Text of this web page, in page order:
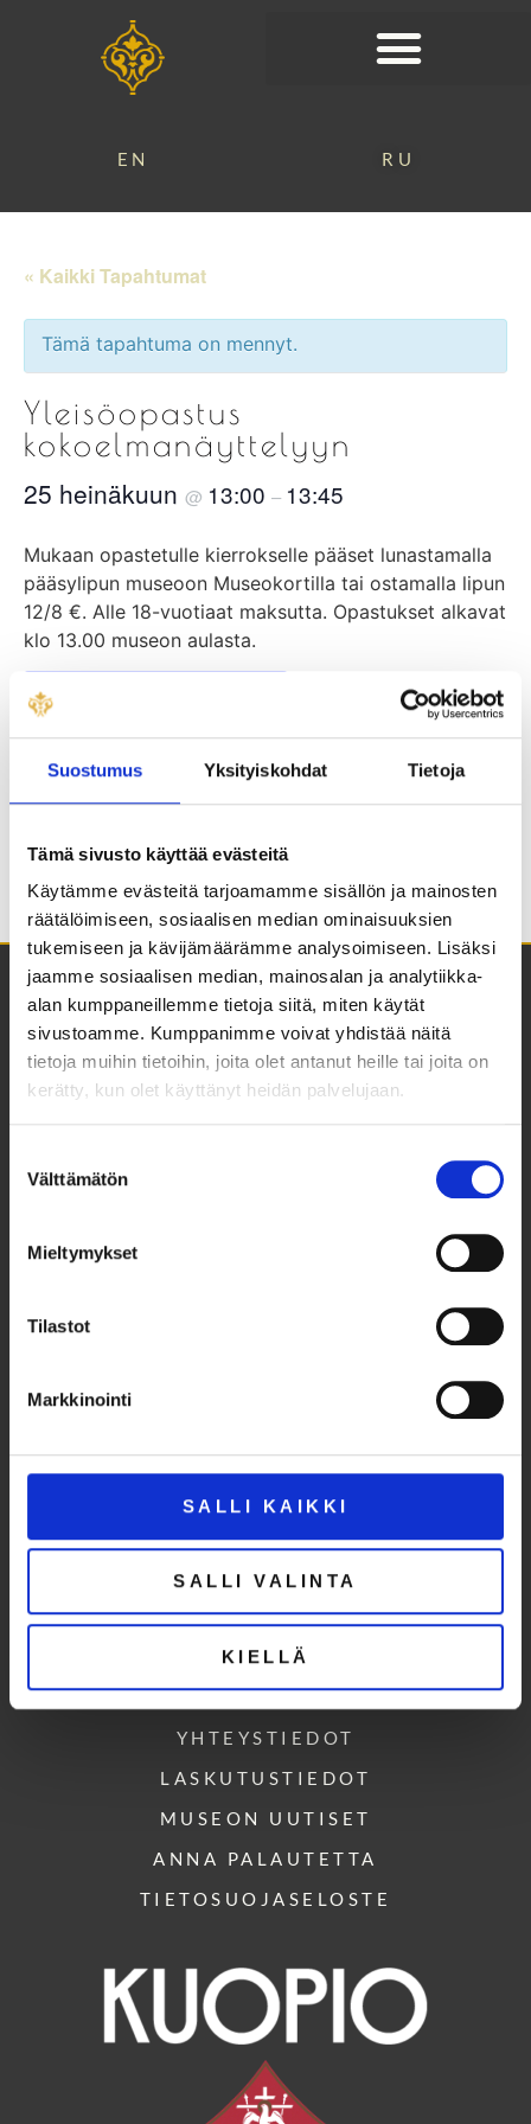
Suostumus Yksityiskohdat Tietoja
Tämä sivusto käyttää evästeitä
Käytämme evästeitä tarjoamamme sisällön ja mainosten
räätälöimiseen, sosiaalisen median ominaisuuksien
tukemiseen ja kävijämäärämme analysoimiseen. Lisäksi
jaamme sosiaalisen median, mainosalan ja analytiikka-
alan kumppaneillemme tietoja siitä, miten käytät
sivustoamme. Kumppanimme voivat yhdistää näitä
tietoja muihin tietoihin, joita olet antanut heille tai joita on
kerätty, kun olet käyttänyt heidän palvelujaan.
valinta
Välttämätön
Mieltymykset
Tilastot
Markkinointi
SALLI KAIKKI
SALLI VALINTA
KIELLÄ
EN RU
« Kaikki Tapahtumat
Tämä tapahtuma on mennyt.
Yleisöopastus
kokoelmanäyttelyyn
25 heinäkuun @ 13:00 – 13:45
Mukaan opastetulle kierrokselle pääset lunastamalla
pääsylipun museoon Museokortilla tai ostamalla lipun
12/8 €. Alle 18-vuotiaat maksutta. Opastukset alkavat
klo 13.00 museon aulasta.
Kesän yleisöopastukset
Tapahtuma
navigointiYleisöopastus
Yleisöopastus
ti – pe klo 10-17, la – su klo 11-15
PÄÄSYLIPUT
Opiskelijat ja eläkeläiset 8 €
Alle 18-vuotiaat veloituksetta
NÄYTTELYT NYT
OPASTUKSET
YHTEYSTIEDOT
LASKUTUSTIEDOT
MUSEON UUTISET
ANNA PALAUTETTA
TIETOSUOJASELOSTE